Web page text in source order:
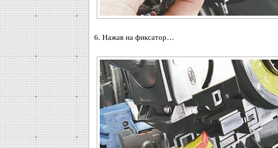
6. Нажав на фиксатор…